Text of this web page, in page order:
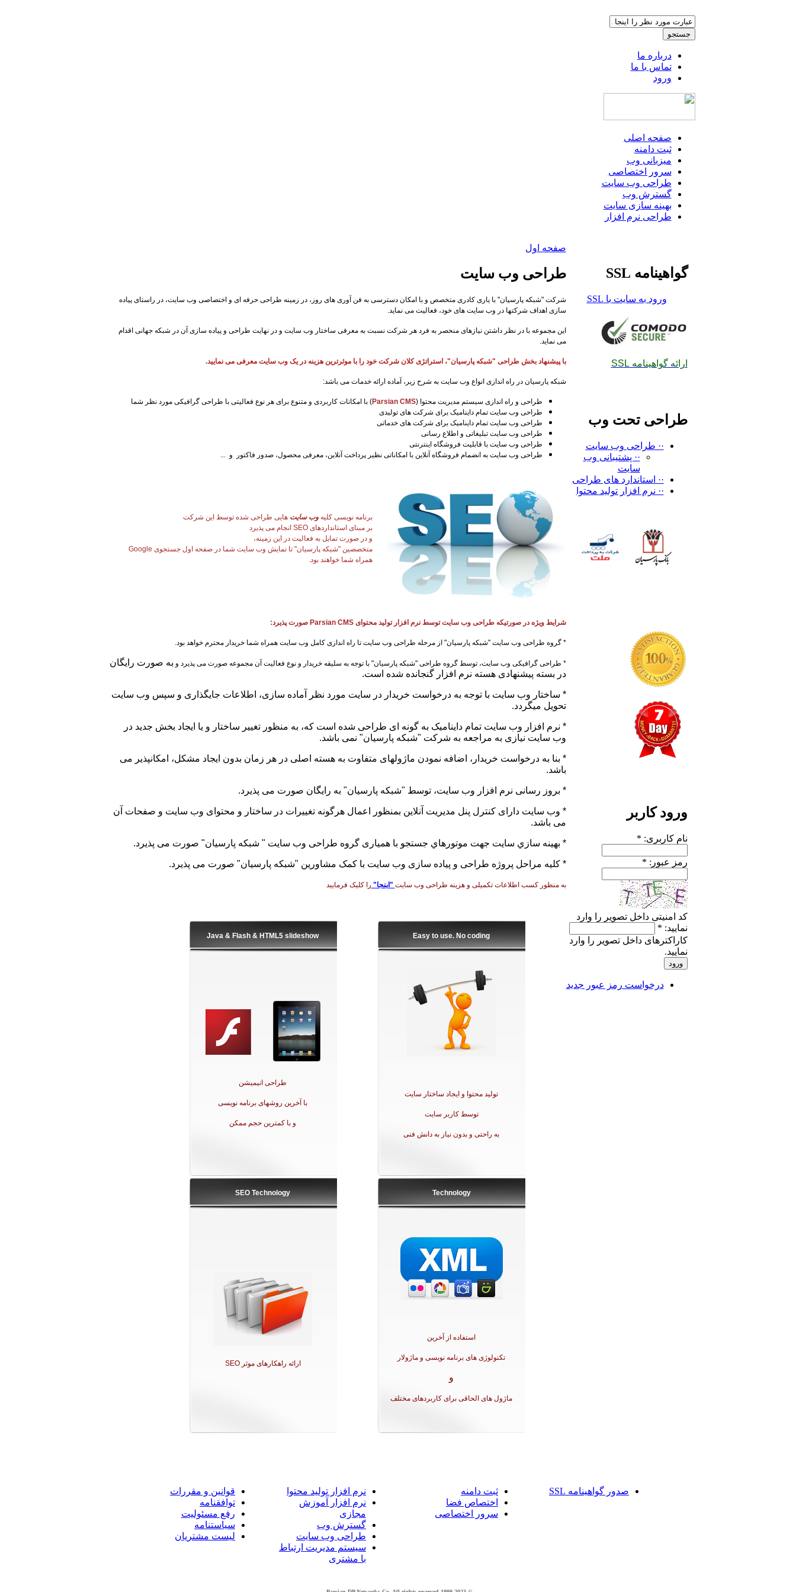
درباره ما
تماس با ما
ورود
صفحه اصلی
ثبت دامنه
میزبانی وب
سرور اختصاصی
طراحی وب سایت
گسترش وب
بهینه سازی سایت
طراحی نرم افزار
گواهینامه SSL
ورود به سایت با SSL
ارائه گواهینامه SSL
طراحی تحت وب
·· طراحی وب سایت
·· پشتیبانی وب
سایت
·· استاندارد های طراحی
·· نرم افزار تولید محتوا
ورود کاربر
نام کاربری: *
رمز عبور: *
کد امنیتی داخل تصویر را وارد
نمایید: *
کاراکترهای داخل تصویر را وارد
نمایید.
درخواست رمز عبور جدید
صفحه اول
طراحی وب سایت
شرکت "شبکه پارسیان" با یاری کادری متخصص و با امکان دسترسی به فن آوری های روز، در زمینه طراحی حرفه ای و اختصاصی وب سایت، در راستای پیاده
سازی اهداف شرکتها در وب سایت های خود، فعالیت می نماید.
این مجموعه با در نظر داشتن نیازهای منحصر به فرد هر شرکت نسبت به معرفی ساختار وب سایت و در نهایت طراحی و پیاده سازی آن در شبکه جهانی اقدام
می نماید.
با پیشنهاد بخش طراحی "شبکه پارسیان"، استراتژی کلان شرکت خود را با موثرترین هزینه در یک وب سایت معرفی می نمایید.
شبکه پارسیان در راه اندازی انواع وب سایت به شرح زیر، آماده ارائه خدمات می باشد:
طراحی و راه اندازی سیستم مدیریت محتوا (Parsian CMS)
با امکانات کاربردی و متنوع برای هر نوع فعالیتی با طراحی گرافیکی مورد نظر شما
طراحی وب سایت تمام داینامیک برای شرکت های تولیدی
طراحی وب سایتتمام داینامیکبرای شرکت های خدماتی
طراحی وب سایت تبلیغاتی و اطلاع رسانی
طراحی وب سایت با قابلیت فروشگاه اینترنتی
طراحی وب سایت به انضمام فروشگاه آنلاین با امکاناتی نظیر پرداخت آنلاین، معرفی محصول، صدور فاکتور و...
برنامه نویسی کلیهوب سایت هایی طراحی شده توسط این شرکت
بر مبنای استانداردهای SEO انجام می پذیرد
و در صورت تمایل به فعالیت در این زمینه،
متخصصین "شبکه پارسیان" تا نمایش وب سایت شما در صفحه اول جستجوی Google
همراه شما خواهند بود.
شرایط ویژه در صورتیکه طراحی وب سایت توسط نرم افزار تولید محتوای Parsian CMS صورت پذیرد:
* گروه طراحی وب سایت "شبکه پارسیان" از مرحله طراحی وب سایت تا راه اندازی کامل وب سایت همراه شما خریدار محترم خواهد بود.
* طراحی گرافیکی وب سایت، توسط گروه طراحی "شبکه پارسیان" با توجه به سلیقه خریدار و نوع فعالیت آن مجموعه صورت می پذیرد و به صورت رایگان
در بسته پیشنهادی هسته نرم افزار گنجانده شده است.
* ساختار وب سایت با توجه به درخواست خریدار در سایت مورد نظر آماده سازی، اطلاعات جایگذاری و سپس وب سایت
تحویل میگردد.
* نرم افزار وب سایت تمام داینامیک به گونه ای طراحی شده است که، به منظور تغییر ساختار و یا ایجاد بخش جدید در
وب سایت نیازی به مراجعه به شرکت "شبکه پارسیان" نمی باشد.
* بنا به درخواست خریدار، اضافه نمودن ماژولهای متفاوت به هسته اصلی در هر زمان بدون ایجاد مشکل، امکانپذیر می
باشد.
* بروز رسانی نرم افزار وب سایت، توسط "شبکه پارسیان" به رایگان صورت می پذیرد.
* وب سایت دارای كنترل پنل مديريت آنلاین بمنظور اعمال هرگونه تغييرات در ساختار و محتوای وب سايت و صفحات آن
می باشد.
* بهينه سازي سايت جهت موتورهاي جستجو با همیاری گروه طراحی وب سایت " شبکه پارسیان" صورت می پذیرد.
* كلیه مراحل پروژه طراحی و پیاده سازی وب سايت با کمک مشاورین "شبکه پارسیان" صورت می پذیرد.
به منظور کسب اطلاعات تکمیلی و هزینه طراحی وب سایت "اینجا" را کلیک فرمایید
Easy to use. No coding
تولید محتوا و ایجاد ساختار سایت
توسط کاربر سایت
به راحتی و بدون نیاز به دانش فنی
Java & Flash & HTML5 slideshow
طراحی انیمیشن
با آخرین روشهای برنامه نویسی
و با کمترین حجم ممکن
Technology
استفاده از آخرین
تکنولوژی های برنامه نویسی و ماژولار
و
ماژول های الحاقی برای کاربردهای مختلف
SEO Technology
ارائه راهکارهای موثر SEO
صدور گواهینامه SSL
ثبت دامنه
اختصاص فضا
سرور اختصاصی
نرم افزار تولید محتوا
نرم افزار آموزش
مجازی
گسترش وب
طراحی وب سایت
سیستم مدیریت ارتباط
با مشتری
قوانین و مقررات
توافقنامه
رفع مسئولیت
سیاستنامه
لیست مشتریان